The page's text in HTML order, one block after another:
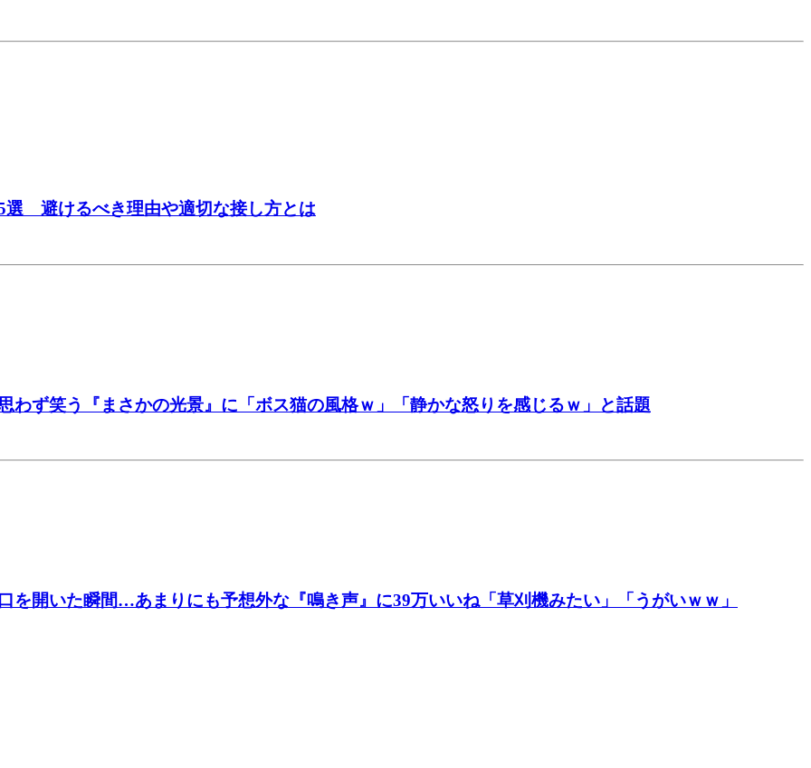
選 避けるべき理由や適切な接し方とは
ず笑う『まさかの光景』に「ボス猫の風格ｗ」「静かな怒りを感じるｗ」と話題
を開いた瞬間…あまりにも予想外な『鳴き声』に39万いいね「草刈機みたい」「うがいｗｗ」